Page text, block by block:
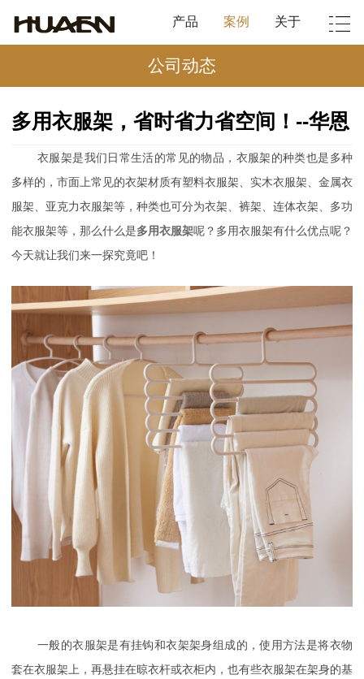
产品 案例 关于
公司动态
多用衣服架，省时省力省空间！--华恩
衣服架是我们日常生活的常见的物品，衣服架的种类也是多种
多样的，市面上常见的衣架材质有塑料衣服架、实木衣服架、金属衣
服架、亚克力衣服架等，种类也可分为衣架、裤架、连体衣架、多功
能衣服架等，那么什么是多用衣服架呢？多用衣服架有什么优点呢？
今天就让我们来一探究竟吧！
一般的衣服架是有挂钩和衣架架身组成的，使用方法是将衣物
套在衣服架上，再悬挂在晾衣杆或衣柜内，也有些衣服架在架身的基